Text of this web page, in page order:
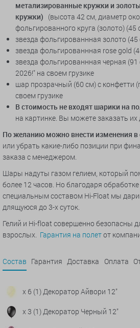
метализированные кружки и
кружки) (высота 42 см, диаметр
фольгированного круга (золото) (45
звезда фольгированнная золото (45
звезда фольгированнная rose gold
звезда фольгированнная черная
2026!" на своем грузике
шар прозрачный (60 см) с конфетти
своем грузике
В стоимость не входят шарики на
на картинке. Вы можете заказать
По желанию можно внести изменения в
или убрать какие-либо позиции при
заказа с менеджером.
Шары надуты газом гелием, который
более 12 часов. Но благодаря
специальным составом Hi-Float мы
длящуюся до 3-х суток.
Гелий и Hi-float совершенно безопасны
взрослых. Гарантия на полетот
Состав Гарантия Доставка Оплата
x 6 (1) Декоратор Айвори 12"
x 3 (1) Декоратор Черный 12"